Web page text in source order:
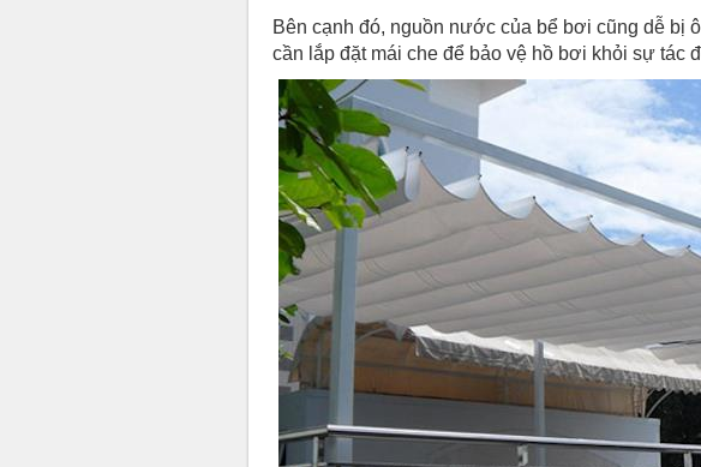
Bên cạnh đó, nguồn nước của bể bơi cũng dễ bị
cần lắp đặt mái che để bảo vệ hồ bơi khỏi sự tác